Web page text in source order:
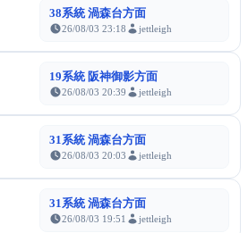
38系統 渦森台方面
26/08/03 23:18 jettleigh
19系統 阪神御影方面
26/08/03 20:39 jettleigh
31系統 渦森台方面
26/08/03 20:03 jettleigh
31系統 渦森台方面
26/08/03 19:51 jettleigh